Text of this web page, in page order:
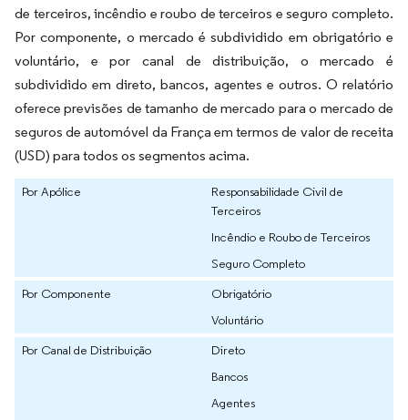
de terceiros, incêndio e roubo de terceiros e seguro completo.
Por componente, o mercado é subdividido em obrigatório e
voluntário, e por canal de distribuição, o mercado é
subdividido em direto, bancos, agentes e outros. O relatório
oferece previsões de tamanho de mercado para o mercado de
seguros de automóvel da França em termos de valor de receita
(USD) para todos os segmentos acima.
Por Apólice
Responsabilidade Civil de
Terceiros
Incêndio e Roubo de Terceiros
Seguro Completo
Por Componente
Obrigatório
Voluntário
Por Canal de Distribuição
Direto
Bancos
Agentes